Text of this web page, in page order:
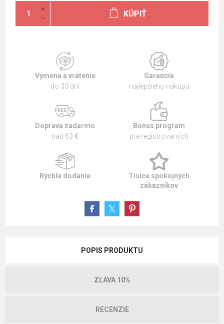
KÚPIŤ
Výmena a vrátenie
do 30 dní
Garancia
najlepšieho nákupu
Doprava zadarmo
nad 63 €
Bonus program
pre registrovaných
Rýchle dodanie
Tisíce spokojných
zákazníkov
POPIS PRODUKTU
ZĽAVA 10%
RECENZIE